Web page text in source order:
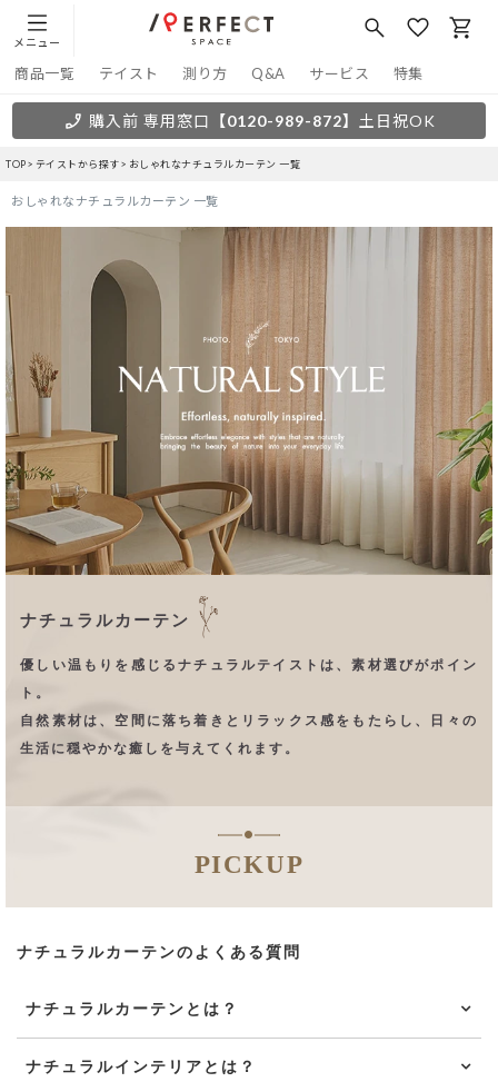
メニュー
商品一覧 テイスト 測り方 Q&A サービス 特集
購入前 専用窓口 【0120-989-872】 土日祝OK
TOP テイストから探す おしゃれなナチュラルカーテン 一覧
おしゃれなナチュラルカーテン 一覧
ナチュラルカーテン
優しい温もりを感じるナチュラルテイストは、素材選びがポイン
ト。
自然素材は、空間に落ち着きとリラックス感をもたらし、日々の
生活に穏やかな癒しを与えてくれます。
PICKUP
ナチュラルカーテンのよくある質問
ナチュラルカーテンとは？
ナチュラルインテリアとは？